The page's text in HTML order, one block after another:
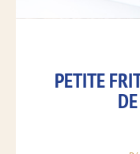
PETITE